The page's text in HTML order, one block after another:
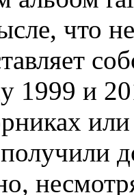
что
1999 и